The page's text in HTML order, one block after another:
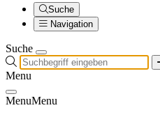
Suche
Navigation
Suche
Menu
MenuMenu